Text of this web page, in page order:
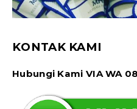
KONTAK KAMI
Hubungi Kami VIA WA